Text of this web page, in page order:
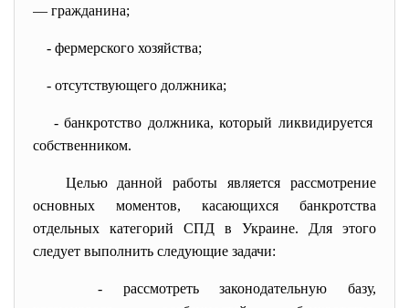
— гражданина;
- фермерского хозяйства;
- отсутствующего должника;
- банкротство должника, который ликвидируется
собственником.
Целью данной работы является рассмотрение
основных моментов, касающихся банкротства
отдельных категорий СПД в Украине. Для этого
следует выполнить следующие задачи:
- рассмотреть законодательную базу,